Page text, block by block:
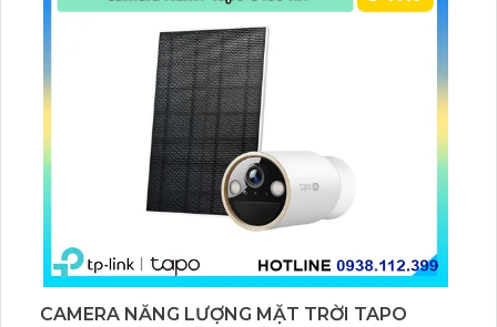
CAMERA NĂNG LƯỢNG MẶT TRỜI TAPO